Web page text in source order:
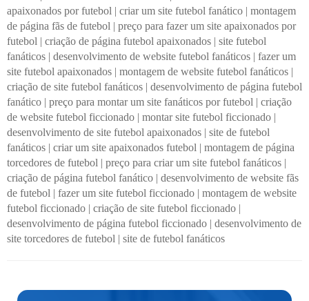
apaixonados por futebol | criar um site futebol fanático | montagem
de página fãs de futebol | preço para fazer um site apaixonados por
futebol | criação de página futebol apaixonados | site futebol
fanáticos | desenvolvimento de website futebol fanáticos | fazer um
site futebol apaixonados | montagem de website futebol fanáticos |
criação de site futebol fanáticos | desenvolvimento de página futebol
fanático | preço para montar um site fanáticos por futebol | criação
de website futebol ficcionado | montar site futebol ficcionado |
desenvolvimento de site futebol apaixonados | site de futebol
fanáticos | criar um site apaixonados futebol | montagem de página
torcedores de futebol | preço para criar um site futebol fanáticos |
criação de página futebol fanático | desenvolvimento de website fãs
de futebol | fazer um site futebol ficcionado | montagem de website
futebol ficcionado | criação de site futebol ficcionado |
desenvolvimento de página futebol ficcionado | desenvolvimento de
site torcedores de futebol | site de futebol fanáticos